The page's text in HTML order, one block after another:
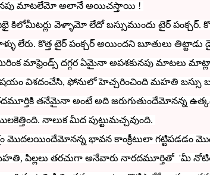
మాటలేమో అలానే అయిచస్తాయి !
వెళ్ళామో లేదో బస్సుముందు టైర్ పంక్చర్.
లేరు. కొత్త టైర్ పంక్చర్ అయిందని బూతులు తిట్టాడు
మాఫ్రెండ్స్ దగ్గర ఏమైనా అపశకునపు మాటలు
విశదంచేసి, ఫోనులో హెచ్చరించింది మహతి బస్సు
కి తనేమైనా అంటే అది జరుగుతుందేమోనన్న
నాలుక మీద పుట్టుమచ్చవుంది.
మొదలయిందేమోనన్న భావన కాంక్రీటులా గట్టిపడడం
పిల్లలు తరచుగా అనేవారు నారదమూర్తితో 'మీ నోటితో